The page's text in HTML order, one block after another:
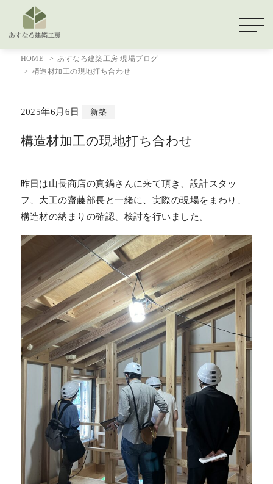
HOME
あすなろ建築工房 現場ブログ
構造材加工の現地打ち合わせ
2025年6月6日 新築
構造材加工の現地打ち合わせ
昨日は山長商店の真鍋さんに来て頂き、設計スタッ
フ、大工の齋藤部長と一緒に、実際の現場をまわり、
構造材の納まりの確認、検討を行いました。